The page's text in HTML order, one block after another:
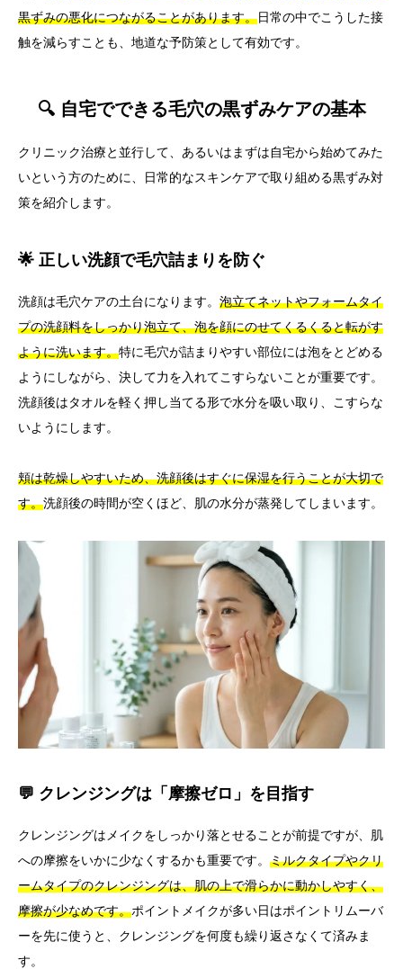
黒ずみの悪化につながることがあります。日常の中でこうした接
触を減らすことも、地道な予防策として有効です。
🔍 自宅でできる毛穴の黒ずみケアの基本
クリニック治療と並行して、あるいはまずは自宅から始めてみた
いという方のために、日常的なスキンケアで取り組める黒ずみ対
策を紹介します。
🌟 正しい洗顔で毛穴詰まりを防ぐ
洗顔は毛穴ケアの土台になります。 泡立てネットやフォームタイ
プの洗顔料をしっかり泡立て、泡を顔にのせてくるくると転がす
ように洗います。特に毛穴が詰まりやすい部位には泡をとどめる
ようにしながら、決して力を入れてこすらないことが重要です。
洗顔後はタオルを軽く押し当てる形で水分を吸い取り、こすらな
いようにします。
頬は乾燥しやすいため、洗顔後はすぐに保湿を行うことが大切で
す。洗顔後の時間が空くほど、肌の水分が蒸発してしまいます。
💬 クレンジングは「摩擦ゼロ」を目指す
クレンジングはメイクをしっかり落とせることが前提ですが、肌
への摩擦をいかに少なくするかも重要です。 ミルクタイプやクリ
ームタイプのクレンジングは、肌の上で滑らかに動かしやすく、
摩擦が少なめです。ポイントメイクが多い日はポイントリムーバ
ーを先に使うと、クレンジングを何度も繰り返さなくて済みま
す。